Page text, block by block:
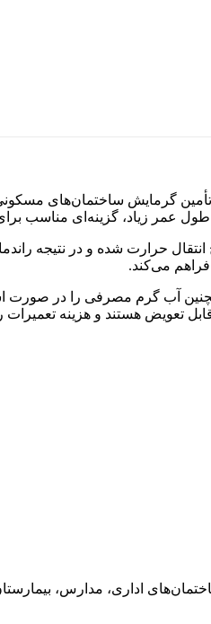
گرمایش ساختمان‌های
و طول عمر زیاد، گزینه‌ای
گازهای داغ با سطوح انتقال حرارت
می‌کند.
آب گرم مصرفی را در صورت
تعویض هستند و هزینه
مسکونی، ساختمان‌های اداری،